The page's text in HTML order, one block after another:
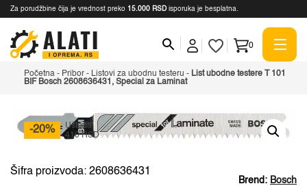
Za porudžbine čija je vrednost preko 15.000 RSD isporuka je besplatna.
0
Početna - Pribor - Listovi za ubodnu testeru - List ubodne testere T 101
BIF Bosch 2608636431, Special za Laminat
-20%
Ušteda
410 RSD
Brend: Bosch
Šifra proizvoda: 2608636431